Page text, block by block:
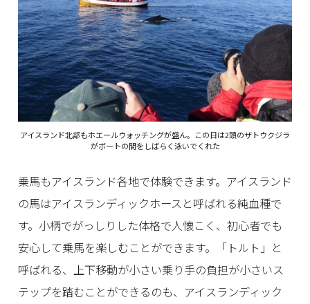
アイスランド北部もホエールウォッチングが盛ん。この日は2頭のザトウクジラ
がボートの間をしばらく泳いでくれた
乗馬もアイスランド各地で体験できます。アイスランド
の馬はアイスランディックホースと呼ばれる純血種で
す。小柄でがっしりした体格で人懐こく、初心者でも
安心して乗馬を楽しむことができます。「トルト」と
呼ばれる、上下移動が小さい乗り手の負担が小さいス
テップを踏むことができるのも、アイスランディック